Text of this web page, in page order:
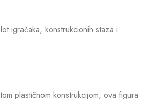
igračaka, konstrukcionih staza i
plastičnom konstrukcijom, ova figura